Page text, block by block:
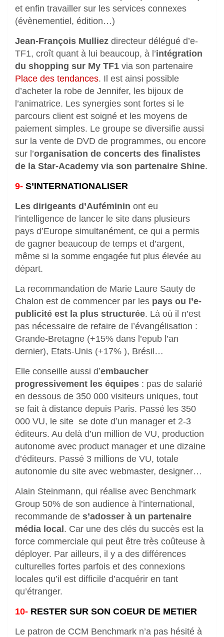
et enfin travailler sur les services connexes
(évènementiel, édition…)
Jean-François Mulliez directeur délégué d’e-
TF1, croît quant à lui beaucoup, à l’intégration
du shopping sur My TF1 via son partenaire
Place des tendances. Il est ainsi possible
d’acheter la robe de Jennifer, les bijoux de
l’animatrice. Les synergies sont fortes si le
parcours client est soigné et les moyens de
paiement simples. Le groupe se diversifie aussi
sur la vente de DVD de programmes, ou encore
sur l’organisation de concerts des finalistes
de la Star-Academy via son partenaire Shine.
9- S’INTERNATIONALISER
Les dirigeants d’Auféminin ont eu
l’intelligence de lancer le site dans plusieurs
pays d’Europe simultanément, ce qui a permis
de gagner beaucoup de temps et d’argent,
même si la somme engagée fut plus élevée au
départ.
La recommandation de Marie Laure Sauty de
Chalon est de commencer par les pays ou l’e-
publicité est la plus structurée. Là où il n’est
pas nécessaire de refaire de l’évangélisation :
Grande-Bretagne (+15% dans l’epub l’an
dernier), Etats-Unis (+17% ), Brésil…
Elle conseille aussi d’embaucher
progressivement les équipes : pas de salarié
en dessous de 350 000 visiteurs uniques, tout
se fait à distance depuis Paris. Passé les 350
000 VU, le site se dote d’un manager et 2-3
éditeurs. Au delà d’un million de VU, production
autonome avec product manager et une dizaine
d’éditeurs. Passé 3 millions de VU, totale
autonomie du site avec webmaster, designer…
Alain Steinmann, qui réalise avec Benchmark
Group 50% de son audience à l’international,
recommande de s’adosser à un partenaire
média local. Car une des clés du succès est la
force commerciale qui peut être très coûteuse à
déployer. Par ailleurs, il y a des différences
culturelles fortes parfois et des connexions
locales qu’il est difficile d’acquérir en tant
qu’étranger.
10- RESTER SUR SON COEUR DE METIER
Le patron de CCM Benchmark n’a pas hésité à